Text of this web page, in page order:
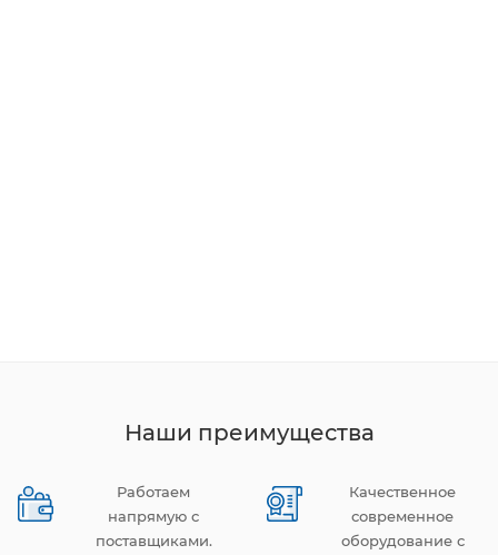
Наши преимущества
Работаем
напрямую с
поставщиками.
Качественное
современное
оборудование с